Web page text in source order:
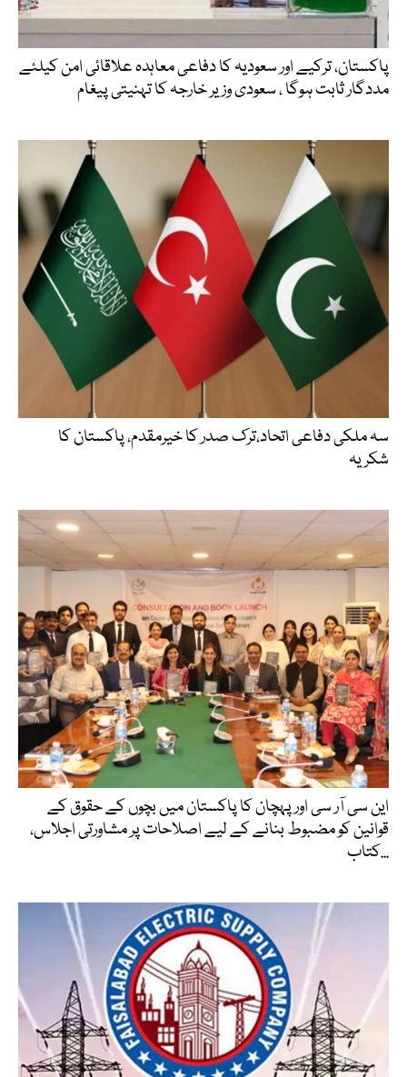
پاکستان، ترکیے اور سعودیہ کا دفاعی معاہدہ علاقائی امن کیلئے
مددگار ثابت ہوگا ، سعودی وزیر خارجہ کا تہنیتی پیغام
سہ ملکی دفاعی اتحاد،ترک صدر کا خیرمقدم، پاکستان کا
شکریہ
این سی آر سی اور پہچان کا پاکستان میں بچوں کے حقوق کے
قوانین کو مضبوط بنانے کے لیے اصلاحات پر مشاورتی اجلاس،
کتاب...